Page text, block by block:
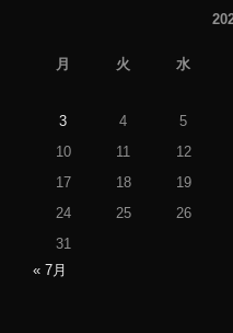
月 火 水
3
4 5
10
11 12
17
18 19
24
25 26
31
« 7月